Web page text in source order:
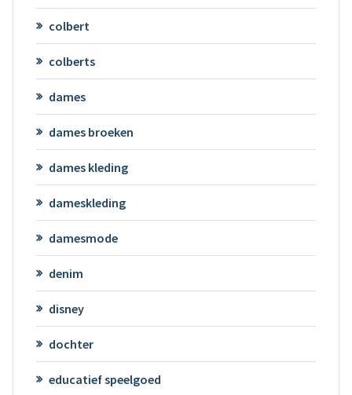
colbert
colberts
dames
dames broeken
dames kleding
dameskleding
damesmode
denim
disney
dochter
educatief speelgoed